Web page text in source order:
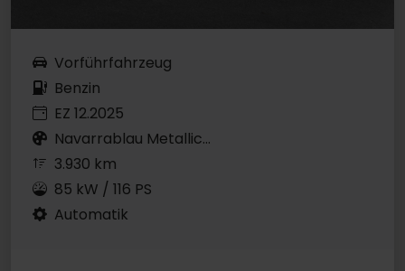
Vorführfahrzeug
Benzin
EZ 12.2025
Navarrablau Metallic...
3.930 km
85 kW / 116 PS
Automatik